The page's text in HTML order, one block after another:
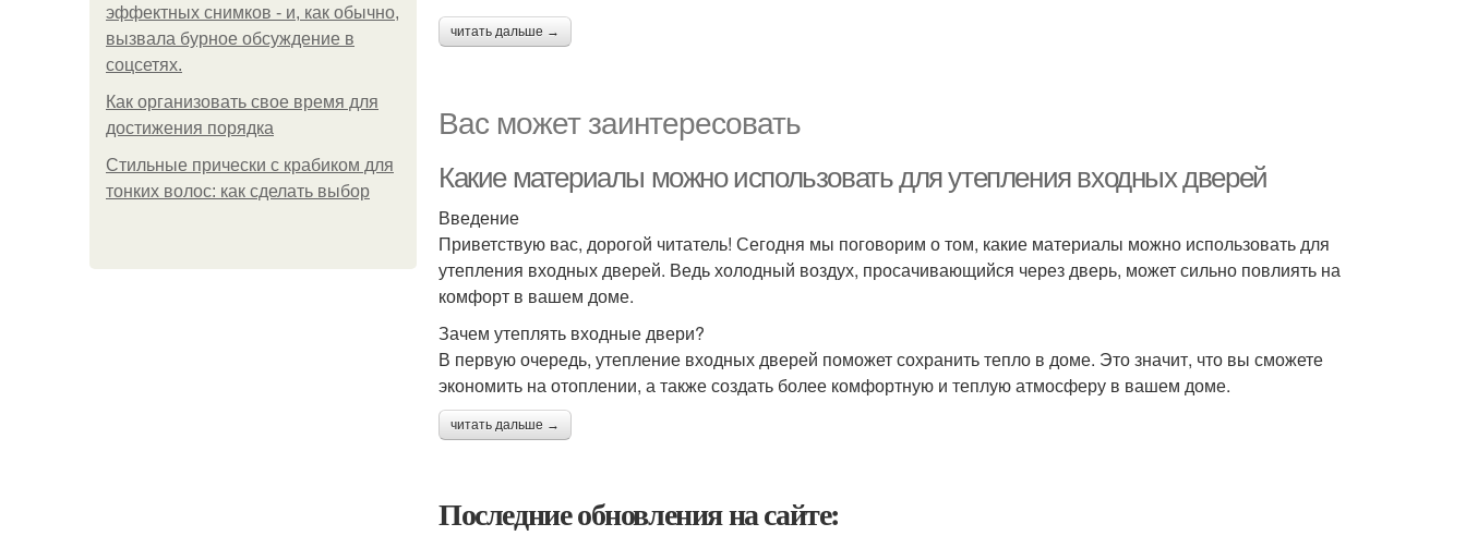
эффектных снимков - и, как обычно,
вызвала бурное обсуждение в
соцсетях.
Как организовать свое время для
достижения порядка
Стильные прически с крабиком для
тонких волос: как сделать выбор
читать дальше →
Вас может заинтересовать
Какие материалы можно использовать для утепления входных дверей
Введение
Приветствую вас, дорогой читатель! Сегодня мы поговорим о том, какие материалы можно использовать для
утепления входных дверей. Ведь холодный воздух, просачивающийся через дверь, может сильно повлиять на
комфорт в вашем доме.
Зачем утеплять входные двери?
В первую очередь, утепление входных дверей поможет сохранить тепло в доме. Это значит, что вы сможете
экономить на отоплении, а также создать более комфортную и теплую атмосферу в вашем доме.
читать дальше →
Последние обновления на сайте: